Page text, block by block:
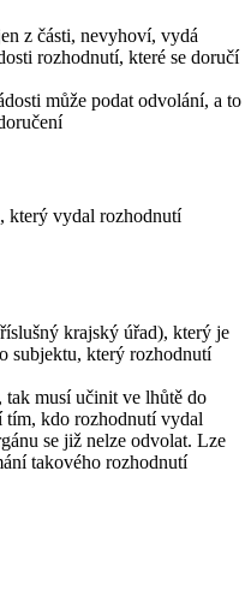
z části, nevyhoví, vydá
rozhodnutí, které se doručí
může podat odvolání, a to
který vydal rozhodnutí
krajský úřad), který je
subjektu, který rozhodnutí
musí učinit ve lhůtě do
tím, kdo rozhodnutí vydal
se již nelze odvolat. Lze
takového rozhodnutí